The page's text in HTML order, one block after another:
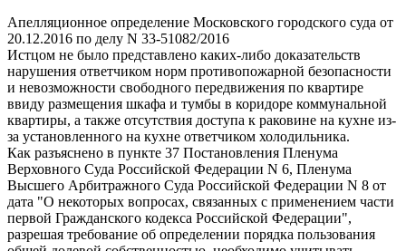
Апелляционное определение Московского городского суда от
20.12.2016 по делу N 33-51082/2016
Истцом не было представлено каких-либо доказательств
нарушения ответчиком норм противопожарной безопасности
и невозможности свободного передвижения по квартире
ввиду размещения шкафа и тумбы в коридоре коммунальной
квартиры, а также отсутствия доступа к раковине на кухне из-
за установленного на кухне ответчиком холодильника.
Как разъяснено в пункте 37 Постановления Пленума
Верховного Суда Российской Федерации N 6, Пленума
Высшего Арбитражного Суда Российской Федерации N 8 от
дата "О некоторых вопросах, связанных с применением части
первой Гражданского кодекса Российской Федерации",
разрешая требование об определении порядка пользования